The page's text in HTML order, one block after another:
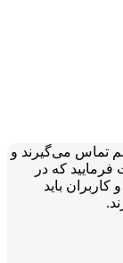
تماس می‌گیرند و
که در
باید